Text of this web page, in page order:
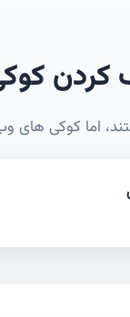
اما کوکی های